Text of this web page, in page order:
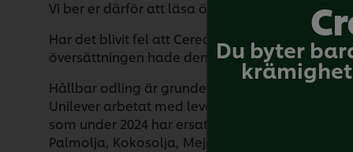
Vi ber er därför att läsa översättningen med era
Har det blivit fel att Cereals kommer två
översättningen hade den ensamma Cereals
Hållbar odling är grunden till ett
Unilever arbetat med leverantörer och
som under 2024 har ersatts av Unilevers
Palmolja, Kokosolja, Mejeri, Grönsaker & Örter,
Du byter